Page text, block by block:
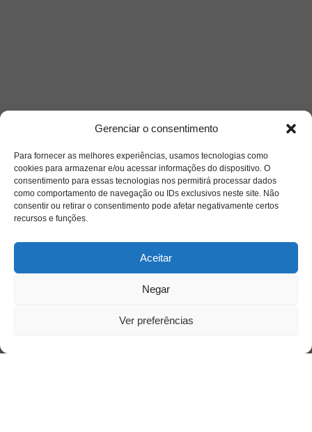
Gerenciar o consentimento
Para fornecer as melhores experiências, usamos tecnologias como
cookies para armazenar e/ou acessar informações do dispositivo. O
consentimento para essas tecnologias nos permitirá processar dados
como comportamento de navegação ou IDs exclusivos neste site. Não
consentir ou retirar o consentimento pode afetar negativamente certos
recursos e funções.
Aceitar
Negar
Ver preferências